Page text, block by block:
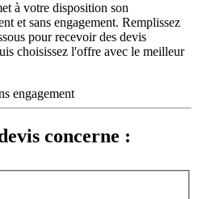
à votre disposition son
et sans engagement. Remplissez
pour recevoir des devis
choisissez l'offre avec le meilleur
engagement
concerne :